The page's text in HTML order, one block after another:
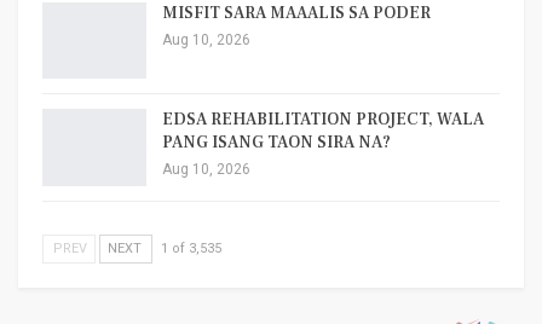
MISFIT SARA MAAALIS SA PODER
Aug 10, 2026
EDSA REHABILITATION PROJECT, WALA
PANG ISANG TAON SIRA NA?
Aug 10, 2026
PREV NEXT 1 of 3,535